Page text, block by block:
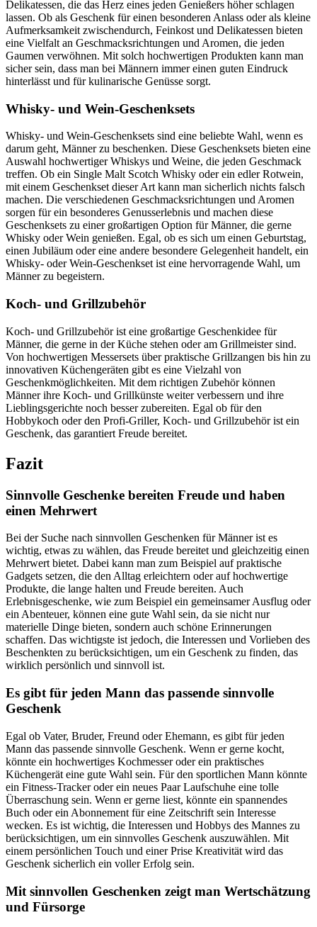
Delikatessen, die das Herz eines jeden Genießers höher schlagen
lassen. Ob als Geschenk für einen besonderen Anlass oder als kleine
Aufmerksamkeit zwischendurch, Feinkost und Delikatessen bieten
eine Vielfalt an Geschmacksrichtungen und Aromen, die jeden
Gaumen verwöhnen. Mit solch hochwertigen Produkten kann man
sicher sein, dass man bei Männern immer einen guten Eindruck
hinterlässt und für kulinarische Genüsse sorgt.
Whisky- und Wein-Geschenksets
Whisky- und Wein-Geschenksets sind eine beliebte Wahl, wenn es
darum geht, Männer zu beschenken. Diese Geschenksets bieten eine
Auswahl hochwertiger Whiskys und Weine, die jeden Geschmack
treffen. Ob ein Single Malt Scotch Whisky oder ein edler Rotwein,
mit einem Geschenkset dieser Art kann man sicherlich nichts falsch
machen. Die verschiedenen Geschmacksrichtungen und Aromen
sorgen für ein besonderes Genusserlebnis und machen diese
Geschenksets zu einer großartigen Option für Männer, die gerne
Whisky oder Wein genießen. Egal, ob es sich um einen Geburtstag,
einen Jubiläum oder eine andere besondere Gelegenheit handelt, ein
Whisky- oder Wein-Geschenkset ist eine hervorragende Wahl, um
Männer zu begeistern.
Koch- und Grillzubehör
Koch- und Grillzubehör ist eine großartige Geschenkidee für
Männer, die gerne in der Küche stehen oder am Grillmeister sind.
Von hochwertigen Messersets über praktische Grillzangen bis hin zu
innovativen Küchengeräten gibt es eine Vielzahl von
Geschenkmöglichkeiten. Mit dem richtigen Zubehör können
Männer ihre Koch- und Grillkünste weiter verbessern und ihre
Lieblingsgerichte noch besser zubereiten. Egal ob für den
Hobbykoch oder den Profi-Griller, Koch- und Grillzubehör ist ein
Geschenk, das garantiert Freude bereitet.
Fazit
Sinnvolle Geschenke bereiten Freude und haben
einen Mehrwert
Bei der Suche nach sinnvollen Geschenken für Männer ist es
wichtig, etwas zu wählen, das Freude bereitet und gleichzeitig einen
Mehrwert bietet. Dabei kann man zum Beispiel auf praktische
Gadgets setzen, die den Alltag erleichtern oder auf hochwertige
Produkte, die lange halten und Freude bereiten. Auch
Erlebnisgeschenke, wie zum Beispiel ein gemeinsamer Ausflug oder
ein Abenteuer, können eine gute Wahl sein, da sie nicht nur
materielle Dinge bieten, sondern auch schöne Erinnerungen
schaffen. Das wichtigste ist jedoch, die Interessen und Vorlieben des
Beschenkten zu berücksichtigen, um ein Geschenk zu finden, das
wirklich persönlich und sinnvoll ist.
Es gibt für jeden Mann das passende sinnvolle
Geschenk
Egal ob Vater, Bruder, Freund oder Ehemann, es gibt für jeden
Mann das passende sinnvolle Geschenk. Wenn er gerne kocht,
könnte ein hochwertiges Kochmesser oder ein praktisches
Küchengerät eine gute Wahl sein. Für den sportlichen Mann könnte
ein Fitness-Tracker oder ein neues Paar Laufschuhe eine tolle
Überraschung sein. Wenn er gerne liest, könnte ein spannendes
Buch oder ein Abonnement für eine Zeitschrift sein Interesse
wecken. Es ist wichtig, die Interessen und Hobbys des Mannes zu
berücksichtigen, um ein sinnvolles Geschenk auszuwählen. Mit
einem persönlichen Touch und einer Prise Kreativität wird das
Geschenk sicherlich ein voller Erfolg sein.
Mit sinnvollen Geschenken zeigt man Wertschätzung
und Fürsorge